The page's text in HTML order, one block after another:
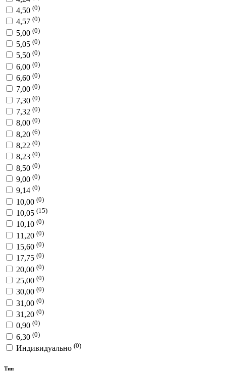
4,50 (0)
4,57 (0)
5,00 (0)
5,05 (0)
5,50 (0)
6,00 (0)
6,60 (0)
7,00 (0)
7,30 (0)
7,32 (0)
8,00 (0)
8,20 (6)
8,22 (0)
8,23 (0)
8,50 (0)
9,00 (0)
9,14 (0)
10,00 (0)
10,05 (15)
10,10 (0)
11,20 (0)
15,60 (0)
17,75 (0)
20,00 (0)
25,00 (0)
30,00 (0)
31,00 (0)
31,20 (0)
0,90 (0)
6,30 (0)
Индивидуально (0)
Тип